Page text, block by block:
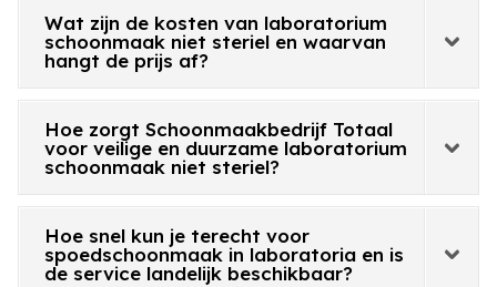
Wat zijn de kosten van laboratorium
schoonmaak niet steriel en waarvan
hangt de prijs af?
Hoe zorgt Schoonmaakbedrijf Totaal
voor veilige en duurzame laboratorium
schoonmaak niet steriel?
Hoe snel kun je terecht voor
spoedschoonmaak in laboratoria en is
de service landelijk beschikbaar?